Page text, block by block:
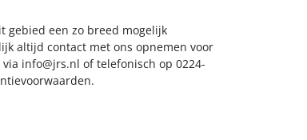
gebied een zo breed mogelijk
altijd contact met ons opnemen voor
info@jrs.nl of telefonisch op 0224-